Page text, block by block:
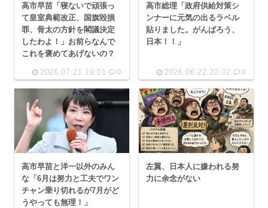
高市早苗「寝ないで頑張っ
て皇室典範改正、国旗毀損
罪、骨太の方針を閣議決定
したわよ！」お前らなんで
これを褒めてあげないの？
2026.07.21 19:01 0
高市総理「政府供給対策シ
ンナーに元気の出るラベル
貼りました。がんばろう、
日本！！」
2026.06.22 22:02 0
高市早苗と洋一以外のみん
な「6月は努力と工夫でワン
チャン乗り切れるが7月がど
うやっても無理！」
左翼、日本人に嫌われる努
力に余念がない